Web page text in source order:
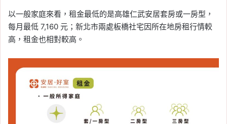
以一般家庭來看，租金最低的是高雄仁武安居套房或一房型，
每月最低 7,160 元；新北市兩處板橋社宅因所在地房租行情較
高，租金也相對較高。